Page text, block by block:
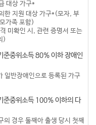
대상 가구*
한 지원 대상 가구*(모자, 부
가족 포함)
미확인 시, 관련 증명서 또는
)
준중위소득 80% 이하 장애인
일반장애인으로 등록된 가구
준중위소득 100% 이하의 다
경우 둘째아 출생 당시 첫째